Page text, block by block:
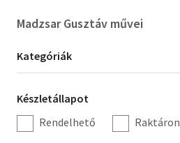
Hobbi, szabadidő
Irodalom
Madzsar Gusztáv művei
Kategória
szűrés
Kategóriák
Készletállapot
szűrés
Készletállapot
Rendelhető
Raktáron